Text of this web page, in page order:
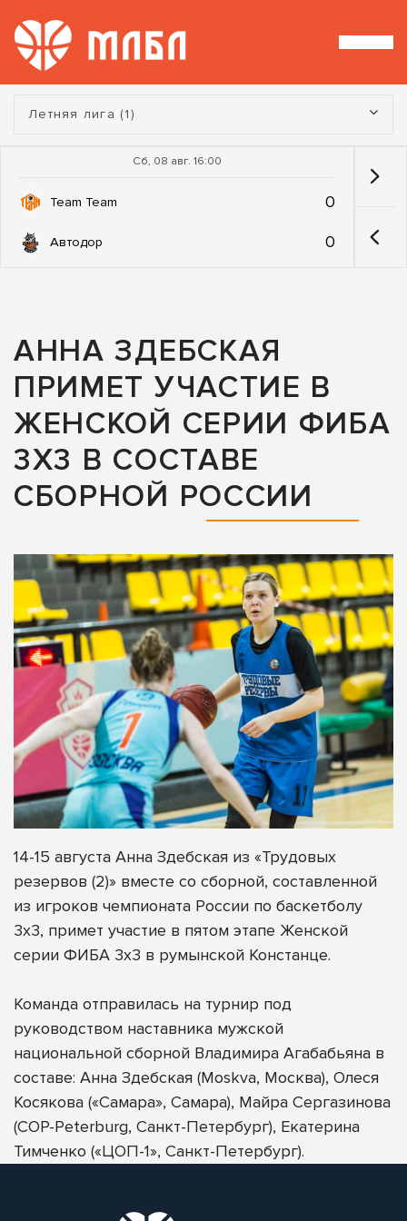
Турнир:
Летняя лига (1)
Сб, 08 авг. 16:00
Team Team 0
Автодор 0
АННА ЗДЕБСКАЯ
ПРИМЕТ УЧАСТИЕ В
ЖЕНСКОЙ СЕРИИ ФИБА
3X3 В СОСТАВЕ
СБОРНОЙ РОССИИ
14-15 августа Анна Здебская из «Трудовых
резервов (2)» вместе со сборной, составленной
из игроков чемпионата России по баскетболу
3х3, примет участие в пятом этапе Женской
серии ФИБА 3x3 в румынской Констанце.
Команда отправилась на турнир под
руководством наставника мужской
национальной сборной Владимира Агабабьяна в
составе: Анна Здебская (Moskva, Москва), Олеся
Косякова («Самара», Самара), Майра Сергазинова
(COP-Peterburg, Санкт-Петербург), Екатерина
Тимченко («ЦОП-1», Санкт-Петербург).